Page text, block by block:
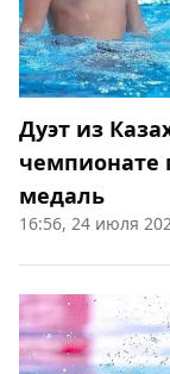
Дуэт из
чемпионате
медаль
16:56, 24 июля